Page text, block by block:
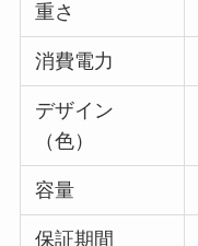
重さ
消費電力
デザイン
（色）
容量
保証期間